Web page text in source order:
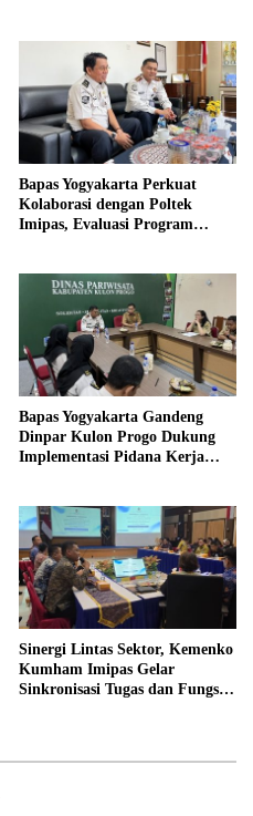
Bapas Yogyakarta Perkuat
Kolaborasi dengan Poltek
Imipas, Evaluasi Program
Bapas Yogyakarta Gandeng
Dinpar Kulon Progo Dukung
Implementasi Pidana Kerja
Sinergi Lintas Sektor, Kemenko
Kumham Imipas Gelar
Sinkronisasi Tugas dan Fungsi